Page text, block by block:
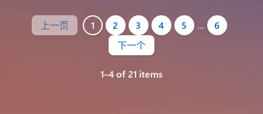
上一页 1 2 3 4 5 …
6
下一个
1–4 of 21 items